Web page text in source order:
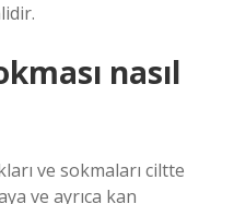
nasıl
ve sokmaları ciltte
ve ayrıca kan